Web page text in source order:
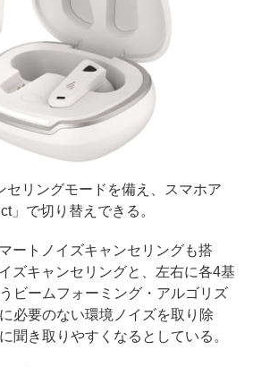
セリングモードを備え、スマホア
」で切り替えできる。
ートノイズキャンセリングも搭
ズキャンセリングと、左右に各4基
ビームフォーミング・アルゴリズ
必要のない環境ノイズを取り除
聞き取りやすくなるとしている。